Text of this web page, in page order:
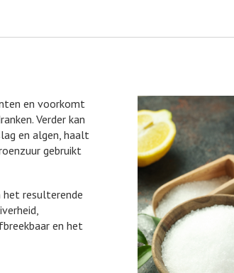
en voorkomt
Verder kan
en algen, haalt
gebruikt
resulterende
en het